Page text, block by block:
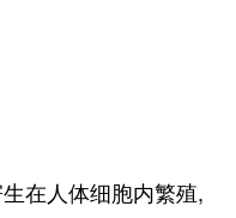
在人体细胞内繁殖,